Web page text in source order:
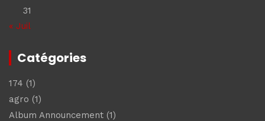
31
« Juil
Catégories
174 (1)
agro (1)
Album Announcement (1)